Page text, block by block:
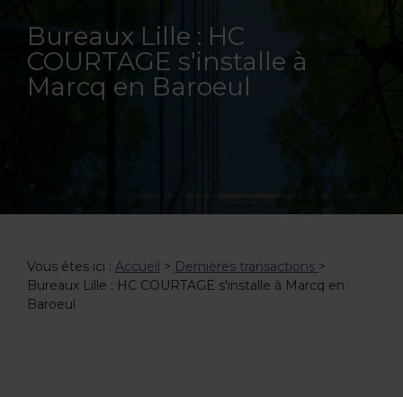
Bureaux Lille : HC
COURTAGE s'installe à
Marcq en Baroeul
Vous êtes ici : Accueil > Dernières transactions >
Bureaux Lille : HC COURTAGE s'installe à Marcq en
Baroeul